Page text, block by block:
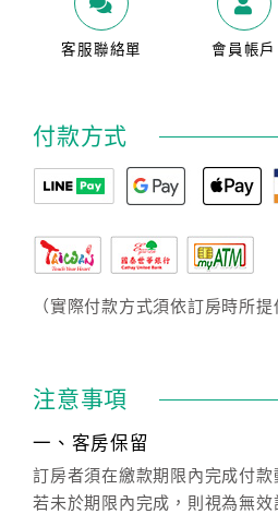
客服聯絡單 會員帳戶
付款方式
（實際付款方式須依訂房時所提
注意事項
一、客房保留
訂房者須在繳款期限內完成付款
若未於期限內完成，則視為無效